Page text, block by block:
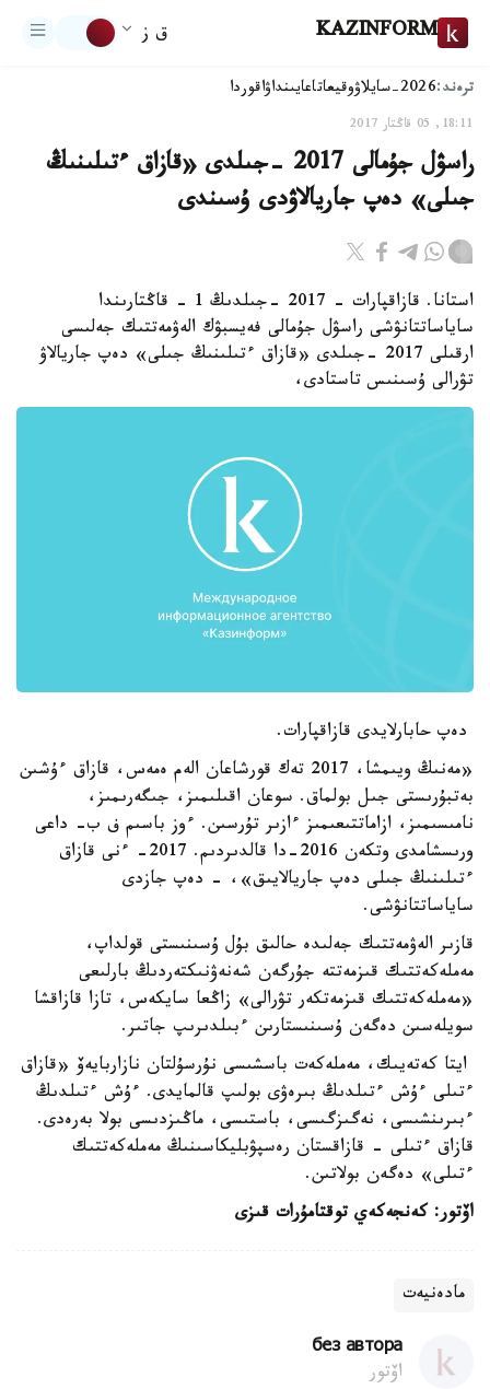
KAZINFORM ق ز
ترەند:2026-سايلاۋ وقيعاتاعايىنداۋاقوردا
18:11, 05 قاڭتار 2017
راسۋل جۇمالى 2017 -جىلدى «قازاق ءتىلىنىڭ
جىلى» دەپ جاريالاۋدى ۇسىندى
استانا. قازاقپارات - 2017 -جىلدىڭ 1 - قاڭتارىندا
ساياساتتانۋشى راسۋل جۇمالى فەيسبۋك الەۋمەتتىك جەلىسى
ارقىلى 2017 -جىلدى «قازاق ءتىلىنىڭ جىلى» دەپ جاريالاۋ
تۋرالى ۇسىنىس تاستادى،
دەپ حابارلايدى قازاقپارات.
«مەنىڭ ويىمشا، 2017 تەك قورشاعان الەم ەمەس، قازاق ءۇشىن
بەتبۇرىستى جىل بولماق. سوعان اقىلىمىز، جىگەرىمىز،
نامىسىمىز، ازاماتتىعىمىز ءازىر تۇرسىن. ءوز باسىم ف ب- داعى
ورىسشامدى وتكەن 2016-دا قالدىردىم. 2017- ءنى قازاق
ءتىلىنىڭ جىلى دەپ جاريالايىق»، - دەپ جازدى
ساياساتتانۋشى.
قازىر الەۋمەتتىك جەلىدە حالىق بۇل ۇسىنىستى قولداپ،
مەملەكەتتىك قىزمەتتە جۇرگەن شەنەۋنىكتەردىڭ بارلىعى
«مەملەكەتتىك قىزمەتكەر تۋرالى» زاڭعا سايكەس، تازا قازاقشا
سويلەسىن دەگەن ۇسىنىستارىن ءبىلدىرىپ جاتىر.
ايتا كەتەيىك، مەملەكەت باسشىسى نۇرسۇلتان نازاربايەۆ «قازاق
ءتىلى ءۇش ءتىلدىڭ بىرەۋى بولىپ قالمايدى. ءۇش ءتىلدىڭ
ءبىرىنشىسى، نەگىزگىسى، باستىسى، ماڭىزدىسى بولا بەرەدى.
قازاق ءتىلى - قازاقستان رەسپۋبليكاسىنىڭ مەملەكەتتىك
ءتىلى» دەگەن بولاتىن.
اۆتور: كەنجەكەي توقتامۇرات قىزى
مادەنيەت
без автора
اۆتور